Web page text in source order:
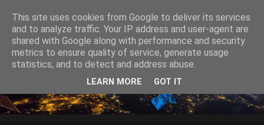
This site uses cookies from Google to deliver its services
and to analyze traffic. Your IP address and user-agent are
shared with Google along with performance and security
metrics to ensure quality of service, generate usage
statistics, and to detect and address abuse.
LEARN MORE GOT IT